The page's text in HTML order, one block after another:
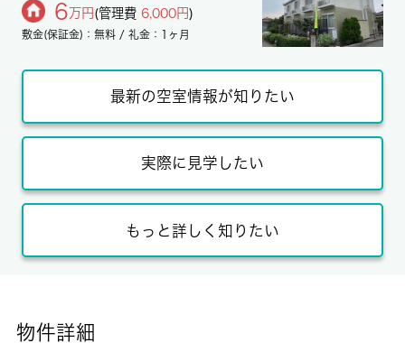
6 万円 (管理費 6,000円)
敷金(保証金)：無料 / 礼金：1ヶ月
最新の空室情報が知りたい
実際に見学したい
もっと詳しく知りたい
物件詳細